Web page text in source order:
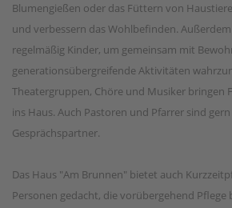
Blumengießen oder das Füttern von
und verbessern das Wohlbefinden.
regelmäßig Kinder, um gemeinsam mit
generationsübergreifende Aktivitäten
Theatergruppen, Chöre und Musiker bringen
ins Haus. Auch Pastoren und Pfarrer sind
Gesprächspartner.
Das Haus "Am Brunnen" bietet auch
Personen gedacht, die vorübergehend Pflege